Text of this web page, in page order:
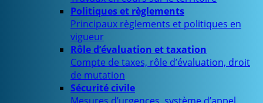
Politiques et règlements
Principaux règlements et politiques en
vigueur
Rôle d’évaluation et taxation
Compte de taxes, rôle d’évaluation, droit
de mutation
Sécurité civile